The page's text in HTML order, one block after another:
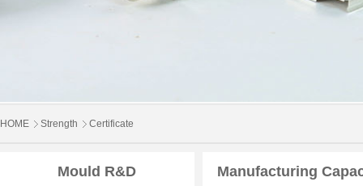
HOME Strength Certificate
Mould R&D Manufacturing